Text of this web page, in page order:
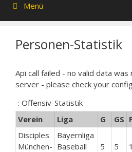
Menü
Personen-Statistik
Api call failed - no valid data
server - please check your
: Offensiv-Statistik
Verein
Liga G GS
Disciples
München-
Bayernliga
Baseball
5 5